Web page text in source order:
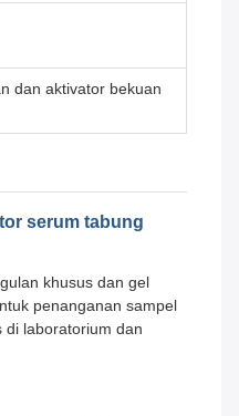
dan aktivator bekuan
serum tabung
khusus dan gel
penanganan sampel
di laboratorium dan